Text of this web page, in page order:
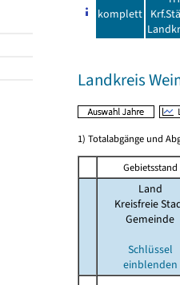
komplett
Landkreis
1) Totalabgänge und
Gebietsstand
Land
Kreisfreie
Gemeinde
Schlüssel
einblenden